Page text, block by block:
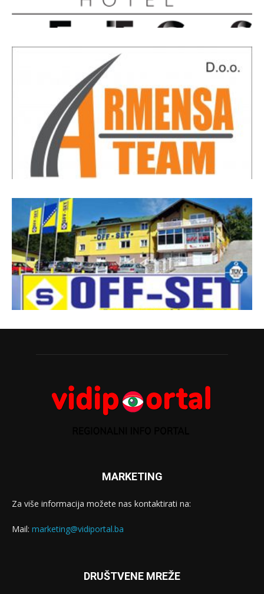
MARKETING
Za više informacija možete nas kontaktirati na:
Mail: marketing@vidiportal.ba
DRUŠTVENE MREŽE